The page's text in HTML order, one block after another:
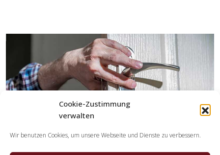
Cookie-Zustimmung
verwalten
Wir benutzen Cookies, um unsere Webseite und Dienste zu verbessern.